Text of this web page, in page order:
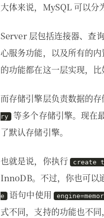
大体来说，MySQL 可以分
Server 层包括连接器、查
心服务功能，以及所有的
的功能都在这一层实现，比
而存储引擎层负责数据的
ry
等多个存储引擎。现在
了默认存储引擎。
也就是说，你执行 create
InnoDB。不过，你也可以
e 语句中使用
式不同，支持的功能也不